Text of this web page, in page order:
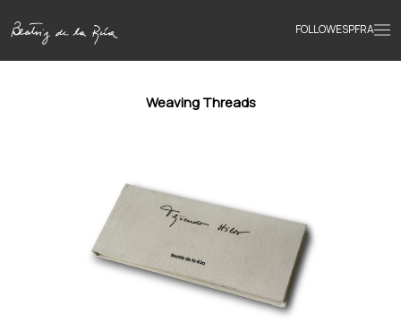
FOLLOWESPFRA
Home
Texts
Bio
Weaving Threads